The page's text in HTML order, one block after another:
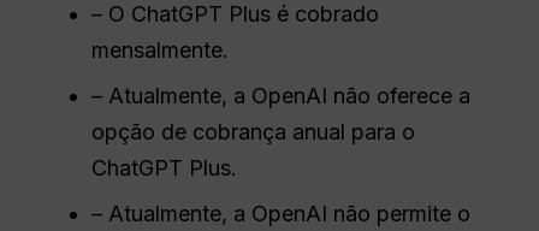
– O ChatGPT Plus é cobrado
mensalmente.
– Atualmente, a OpenAI não oferece a
opção de cobrança anual para o
ChatGPT Plus.
– Atualmente, a OpenAI não permite o